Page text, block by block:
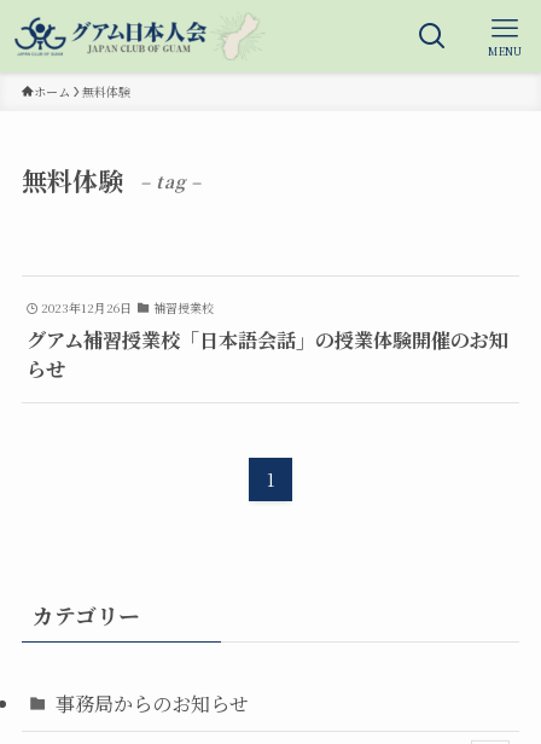
MENU
ホーム 無料体験
無料体験 – tag –
2023年12月26日 補習授業校
グアム補習授業校「日本語会話」の授業体験開催のお知
らせ
1
カテゴリー
事務局からのお知らせ